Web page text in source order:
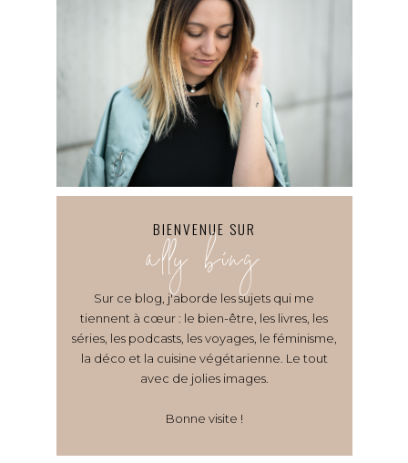
BIENVENUE SUR
ally bing
Sur ce blog, j'aborde les sujets qui me
tiennent à cœur : le bien-être, les livres, les
séries, les podcasts, les voyages, le féminisme,
la déco et la cuisine végétarienne. Le tout
avec de jolies images.
Bonne visite !